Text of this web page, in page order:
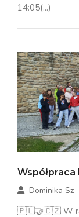
14:05(...)
Dominika Sz
🇵🇱🤝🇨🇿 W